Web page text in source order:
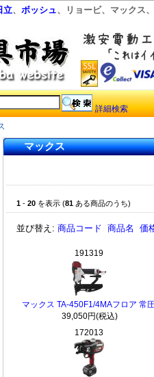
立、 ボッシュ、リョービ、マックス
詳細検索
マックス
1 - 20 を表示 (81 ある商品のうち)
並び替え: 商品コード 商品名 価
191319
マックス TA-450F1/4MAフロア 常
39,050円(税込)
172013